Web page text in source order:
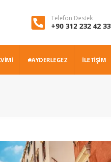
Telefon Destek
+90 312 232 42 33
#AYDERLEGEZ İLETİŞİM